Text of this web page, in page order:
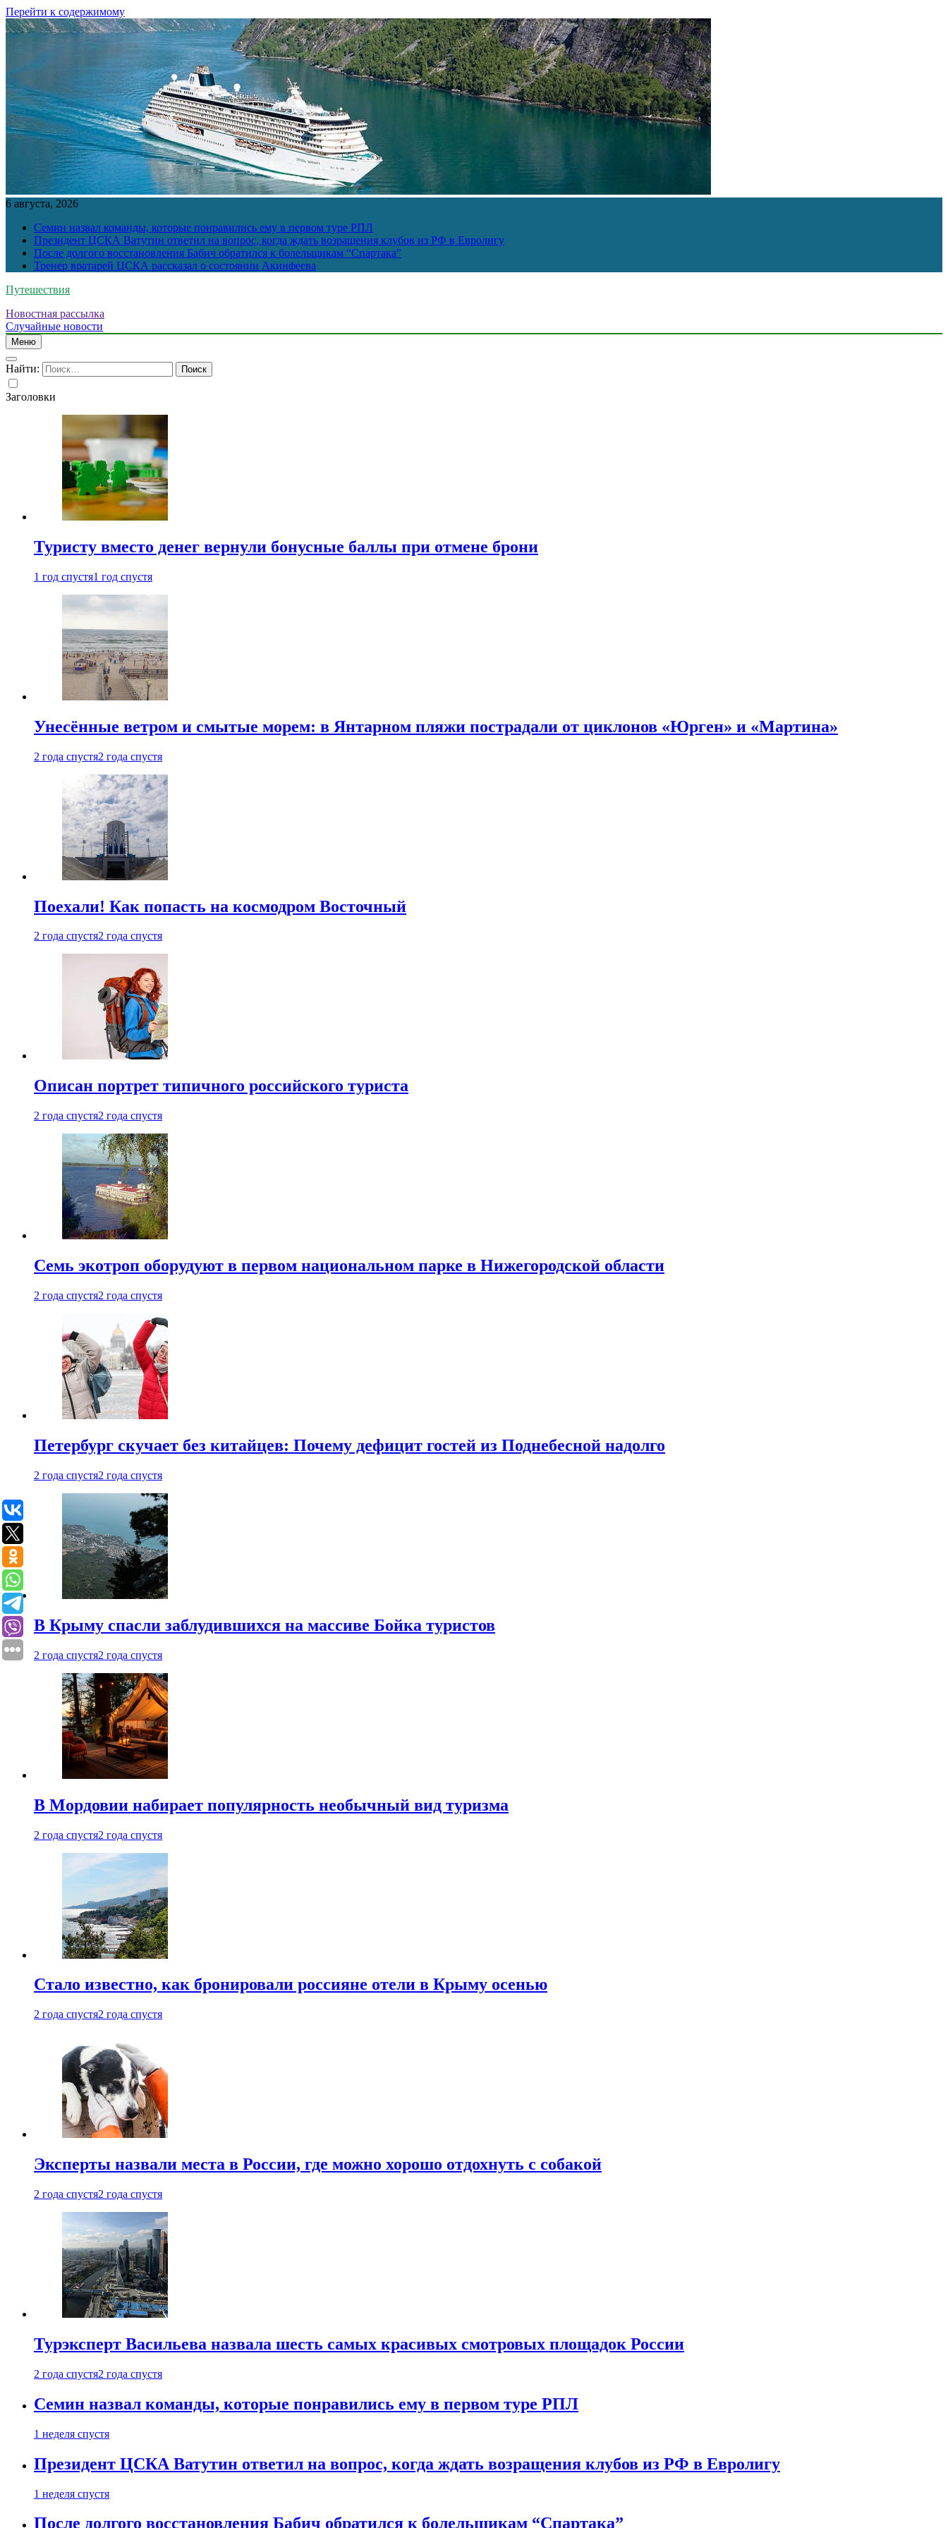
Перейти к содержимому
6 августа, 2026
Семин назвал команды, которые понравились ему в первом туре РПЛ
Президент ЦСКА Ватутин ответил на вопрос, когда ждать возращения клубов из РФ в Евролигу
После долгого восстановления Бабич обратился к болельщикам “Спартака”
Тренер вратарей ЦСКА рассказал о состоянии Акинфеева
Путешествия
Новостная рассылка
Случайные новости
Меню
Найти:
Заголовки
Туристу вместо денег вернули бонусные баллы при отмене брони
1 год спустя1 год спустя
Унесённые ветром и смытые морем: в Янтарном пляжи пострадали от циклонов «Юрген» и «Мартина»
2 года спустя2 года спустя
Поехали! Как попасть на космодром Восточный
2 года спустя2 года спустя
Описан портрет типичного российского туриста
2 года спустя2 года спустя
Семь экотроп оборудуют в первом национальном парке в Нижегородской области
2 года спустя2 года спустя
Петербург скучает без китайцев: Почему дефицит гостей из Поднебесной надолго
2 года спустя2 года спустя
В Крыму спасли заблудившихся на массиве Бойка туристов
2 года спустя2 года спустя
В Мордовии набирает популярность необычный вид туризма
2 года спустя2 года спустя
Стало известно, как бронировали россияне отели в Крыму осенью
2 года спустя2 года спустя
Эксперты назвали места в России, где можно хорошо отдохнуть с собакой
2 года спустя2 года спустя
Турэксперт Васильева назвала шесть самых красивых смотровых площадок России
2 года спустя2 года спустя
Семин назвал команды, которые понравились ему в первом туре РПЛ
1 неделя спустя
Президент ЦСКА Ватутин ответил на вопрос, когда ждать возращения клубов из РФ в Евролигу
1 неделя спустя
После долгого восстановления Бабич обратился к болельщикам “Спартака”